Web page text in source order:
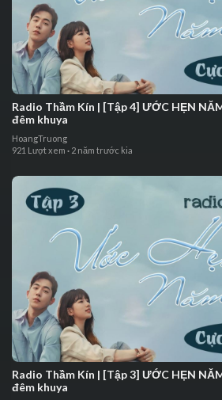
⁣⁣⁣⁣Radio Thầm Kín | ⁣[Tập 4] ƯỚC HẸN
đêm khuya
HoangTruong
921 Lượt xem · 2 năm trước kia
⁣⁣⁣Radio Thầm Kín | ⁣[Tập 3] ƯỚC HẸN
đêm khuya